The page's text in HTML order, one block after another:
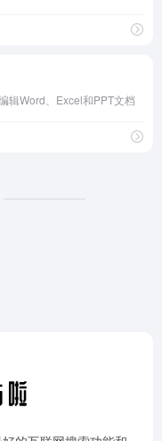
辑Word、Excel和PPT文档